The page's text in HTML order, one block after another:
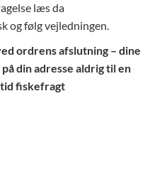
læs da
og følg vejledningen.
ordrens afslutning – dine
din adresse aldrig til en
fiskefragt